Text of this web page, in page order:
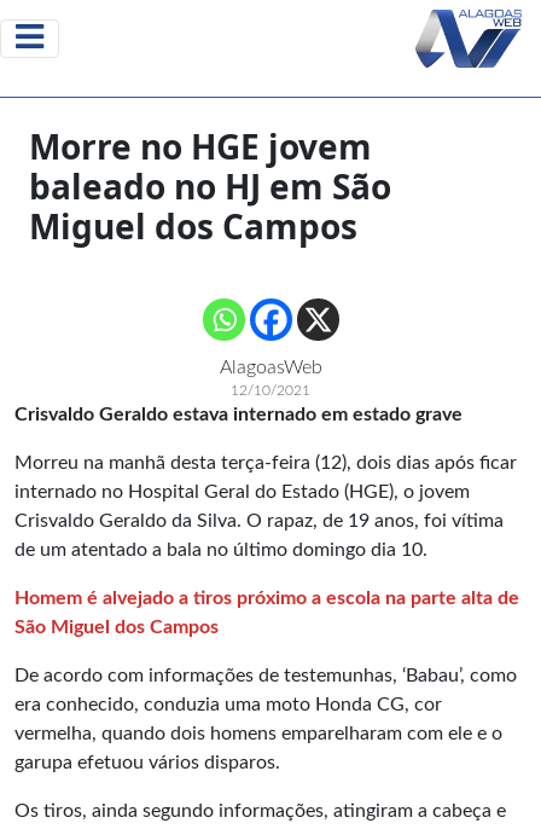
Morre no HGE jovem
baleado no HJ em São
Miguel dos Campos
AlagoasWeb
12/10/2021
Crisvaldo Geraldo estava internado em estado grave
Morreu na manhã desta terça-feira (12), dois dias após ficar
internado no Hospital Geral do Estado (HGE), o jovem
Crisvaldo Geraldo da Silva. O rapaz, de 19 anos, foi vítima
de um atentado a bala no último domingo dia 10.
Homem é alvejado a tiros próximo a escola na parte alta de
São Miguel dos Campos
De acordo com informações de testemunhas, ‘Babau’, como
era conhecido, conduzia uma moto Honda CG, cor
vermelha, quando dois homens emparelharam com ele e o
garupa efetuou vários disparos.
Os tiros, ainda segundo informações, atingiram a cabeça e